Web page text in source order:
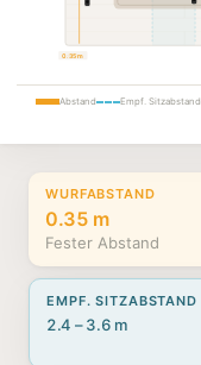
0.35 m
Abstand Empf. Sitzabstand
WURFABSTAND
0.35 m
Fester Abstand
EMPF. SITZABSTAND
2.4 – 3.6 m